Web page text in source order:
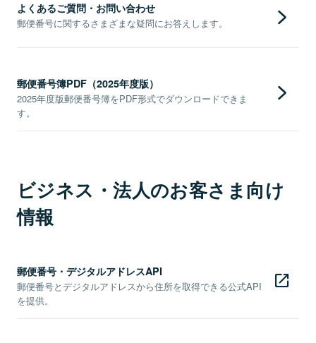
よくあるご質問・お問い合わせ
郵便番号に関するさまざまな疑問にお答えします。
郵便番号簿PDF（2025年度版）
2025年度版郵便番号簿をPDF形式でダウンロードできま
す。
ビジネス・法人のお客さま向け
情報
郵便番号・デジタルアドレスAPI
郵便番号とデジタルアドレスから住所を取得できる公式API
を提供。